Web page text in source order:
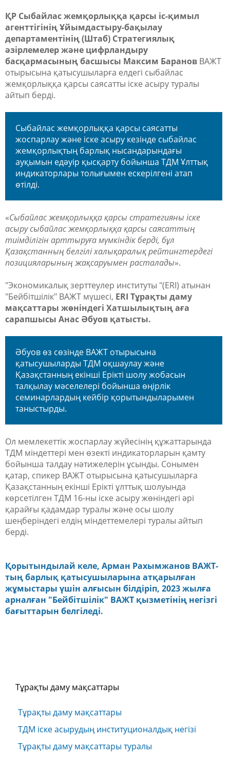
ҚР Сыбайлас жемқорлыққа қарсы іс-қимыл
агенттігінің Ұйымдастыру-бақылау
департаментінің (Штаб) Стратегиялық
әзірлемелер және цифрландыру
басқармасының басшысы Максим Баранов ВАЖТ
отырысына қатысушыларға елдегі сыбайлас
жемқорлыққа қарсы саясатты іске асыру туралы
айтып берді.
Сыбайлас жемқорлыққа қарсы саясатты
жоспарлау және іске асыру кезінде сыбайлас
жемқорлықтың барлық нысандарындағы
ауқымын едәуір қысқарту бойынша ТДМ Ұлттық
индикаторлары толығымен ескерілгені атап
өтілді.
«Сыбайлас жемқорлыққа қарсы стратегияны іске
асыру сыбайлас жемқорлыққа қарсы саясаттың
тиімділігін арттыруға мүмкіндік берді, бұл
Қазақстанның белгілі халықаралық рейтингтердегі
позицияларының жақсаруымен расталады».
"Экономикалық зерттеулер институты "(ERI) атынан
"Бейбітшілік" ВАЖТ мүшесі, ERI Тұрақты даму
мақсаттары жөніндегі Хатшылықтың аға
сарапшысы Анас Әбуов қатысты.
Әбуов өз сөзінде ВАЖТ отырысына
қатысушыларды ТДМ оқшаулау және
Қазақстанның екінші Ерікті шолу жобасын
талқылау мәселелері бойынша өңірлік
семинарлардың кейбір қорытындыларымен
таныстырды.
Ол мемлекеттік жоспарлау жүйесінің құжаттарында
ТДМ міндеттері мен өзекті индикаторларын қамту
бойынша талдау нәтижелерін ұсынды. Сонымен
қатар, спикер ВАЖТ отырысына қатысушыларға
Қазақстанның екінші Ерікті ұлттық шолуында
көрсетілген ТДМ 16-ны іске асыру жөніндегі әрі
қарайғы қадамдар туралы және осы шолу
шеңберіндегі елдің міндеттемелері туралы айтып
берді.
Қорытындылай келе, Арман Рахымжанов ВАЖТ-
тың барлық қатысушыларына атқарылған
жұмыстары үшін алғысын білдіріп, 2023 жылға
арналған "Бейбітшілік" ВАЖТ қызметінің негізгі
бағыттарын белгіледі.
Тұрақты даму мақсаттары
Тұрақты даму мақсаттары
ТДМ іске асырудың институционалдық негізі
Тұрақты даму мақсаттары туралы